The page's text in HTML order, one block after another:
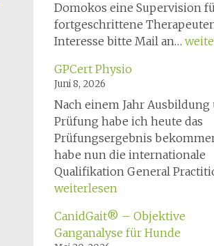
Domokos eine Supervision
fortgeschrittene
Interesse bitte Mail an…
GPCert Physio
Juni 8, 2026
Nach einem Jahr Ausbildung
Prüfung habe ich heute das
Prüfungsergebnis
habe nun die internationale
Qualifikation General
weiterlesen
CanidGait® – Objektive
Ganganalyse für Hunde